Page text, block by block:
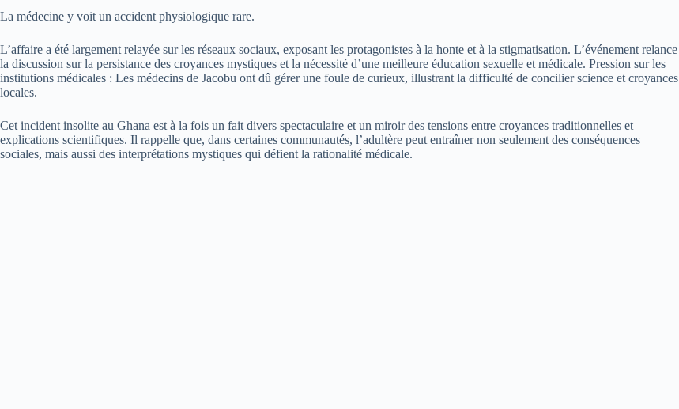
La médecine y voit un accident physiologique rare.
L’affaire a été largement relayée sur les réseaux sociaux, exposant les protagonistes à la honte et à la stigmatisation. L’événement relance
la discussion sur la persistance des croyances mystiques et la nécessité d’une meilleure éducation sexuelle et médicale. Pression sur les
institutions médicales : Les médecins de Jacobu ont dû gérer une foule de curieux, illustrant la difficulté de concilier science et croyances
locales.
Cet incident insolite au Ghana est à la fois un fait divers spectaculaire et un miroir des tensions entre croyances traditionnelles et
explications scientifiques. Il rappelle que, dans certaines communautés, l’adultère peut entraîner non seulement des conséquences
sociales, mais aussi des interprétations mystiques qui défient la rationalité médicale.